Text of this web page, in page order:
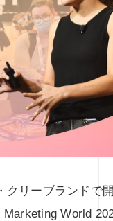
クリーブランドで
World